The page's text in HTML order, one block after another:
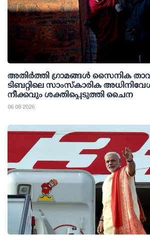
അതിര്‍ത്തി ഗ്രാമങ്ങള്‍ സൈനിക
ടിബറ്റിലെ സാംസ്‌കാരിക
നീക്കവും ശക്തിപ്പെടുത്തി ചൈന
06 08 2026